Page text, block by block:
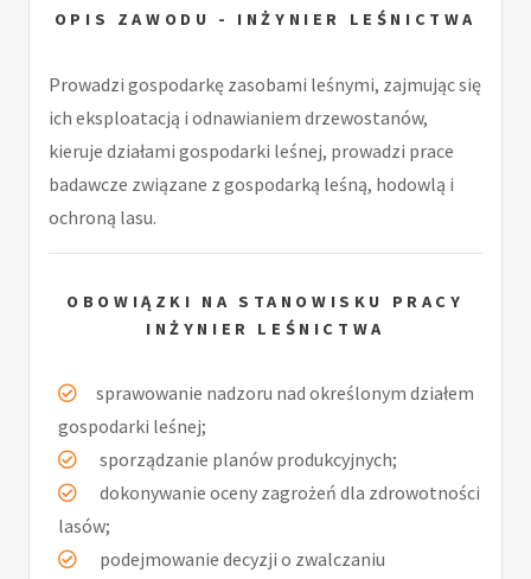
OPIS ZAWODU - INŻYNIER LEŚNICTWA
Prowadzi gospodarkę zasobami leśnymi, zajmując się
ich eksploatacją i odnawianiem drzewostanów,
kieruje działami gospodarki leśnej, prowadzi prace
badawcze związane z gospodarką leśną, hodowlą i
ochroną lasu.
OBOWIĄZKI NA STANOWISKU PRACY
INŻYNIER LEŚNICTWA
sprawowanie nadzoru nad określonym działem
gospodarki leśnej;
sporządzanie planów produkcyjnych;
dokonywanie oceny zagrożeń dla zdrowotności
lasów;
podejmowanie decyzji o zwalczaniu